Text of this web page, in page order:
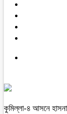
কুমিল্লা-৪ আসনে